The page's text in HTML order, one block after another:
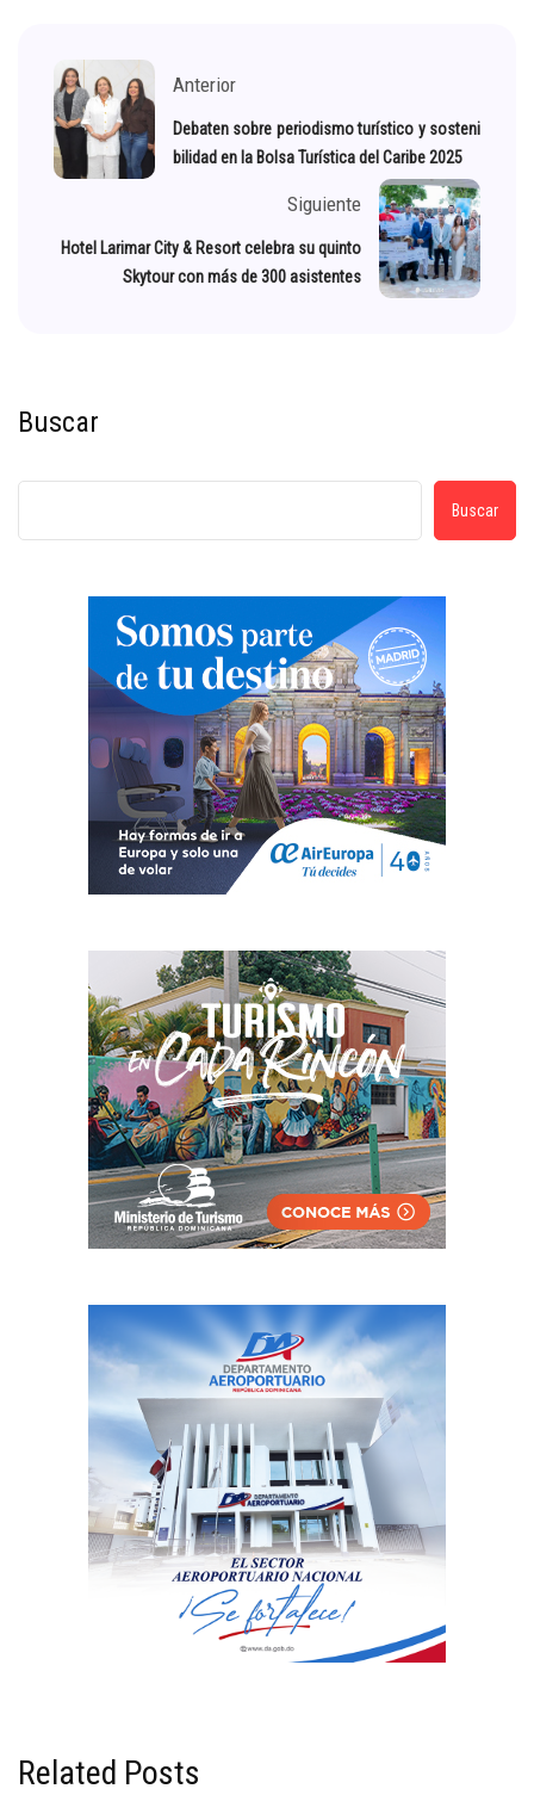
Anterior
Debaten sobre periodismo turístico y sosteni
bilidad en la Bolsa Turística del Caribe 2025
Siguiente
Hotel Larimar City & Resort celebra su quinto
Skytour con más de 300 asistentes
Buscar
Buscar
Related Posts